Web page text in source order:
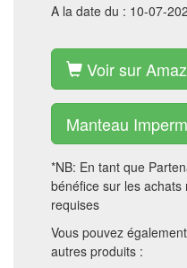
A la date du : 10-07-
Voir sur
Manteau
*NB: En tant que
bénéfice sur les
requises
Vous pouvez
autres produits :